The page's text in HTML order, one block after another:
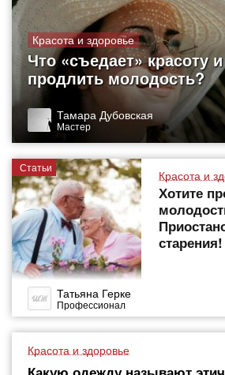
Красота и здоровье
Что «съедает» красоту
продлить молодость?
Тамара Дубовская
Мастер
Статьи
Красота и
Хотите
старения!
Татьяна Герке
Профессионал
Красота и здоровье